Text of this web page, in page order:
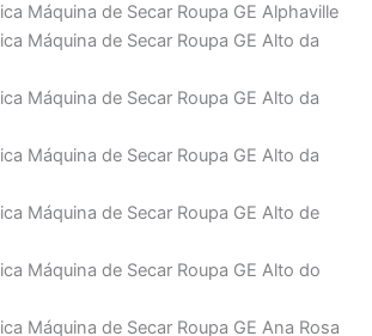
Máquina de Secar Roupa GE Alphaville
Máquina de Secar Roupa GE Alto da
Máquina de Secar Roupa GE Alto da
Máquina de Secar Roupa GE Alto da
Máquina de Secar Roupa GE Alto de
Máquina de Secar Roupa GE Alto do
Máquina de Secar Roupa GE Ana Rosa